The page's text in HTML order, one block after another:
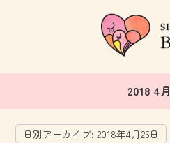
2018 4
日別アーカイブ:2018年4月25日